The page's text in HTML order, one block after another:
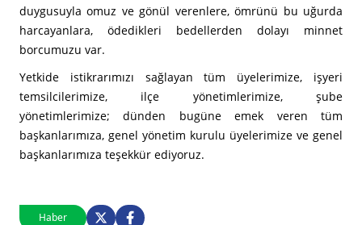
Haber
duygusuyla omuz ve gönül verenlere, ömrünü bu uğurda
harcayanlara, ödedikleri bedellerden dolayı minnet
borcumuzu var.
Yetkide istikrarımızı sağlayan tüm üyelerimize, işyeri
temsilcilerimize, ilçe yönetimlerimize, şube
yönetimlerimize; dünden bugüne emek veren tüm
başkanlarımıza, genel yönetim kurulu üyelerimize ve genel
başkanlarımıza teşekkür ediyoruz.